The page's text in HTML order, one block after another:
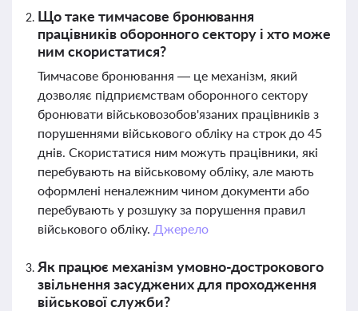
Що таке тимчасове бронювання
працівників оборонного сектору і хто може
ним скористатися?
Тимчасове бронювання — це механізм, який
дозволяє підприємствам оборонного сектору
бронювати військовозобов'язаних працівників з
порушеннями військового обліку на строк до 45
днів. Скористатися ним можуть працівники, які
перебувають на військовому обліку, але мають
оформлені неналежним чином документи або
перебувають у розшуку за порушення правил
військового обліку. Джерело
Як працює механізм умовно-дострокового
звільнення засуджених для проходження
військової служби?